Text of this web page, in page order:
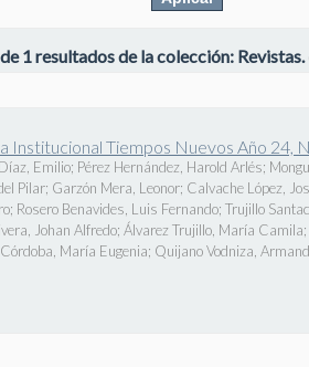
1 resultados de la colección: Revistas.
Institucional Tiempos Nuevos Año 24,
Emilio; Pérez Hernández, Harold Arlés;
Pilar; Garzón Mera, Leonor; Calvache López,
; Rosero Benavides, Luis Fernando; Trujillo
Johan Alfredo; Álvarez Trujillo, María Camila;
Córdoba, María Eugenia; Quijano Vodniza,